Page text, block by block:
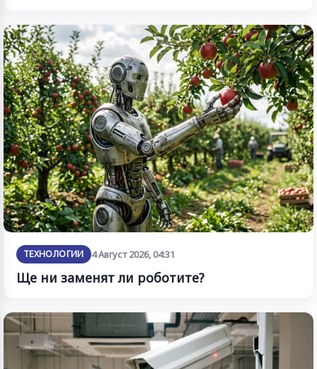
ТЕХНОЛОГИИ 4 Август 2026, 04:31
Ще ни заменят ли роботите?